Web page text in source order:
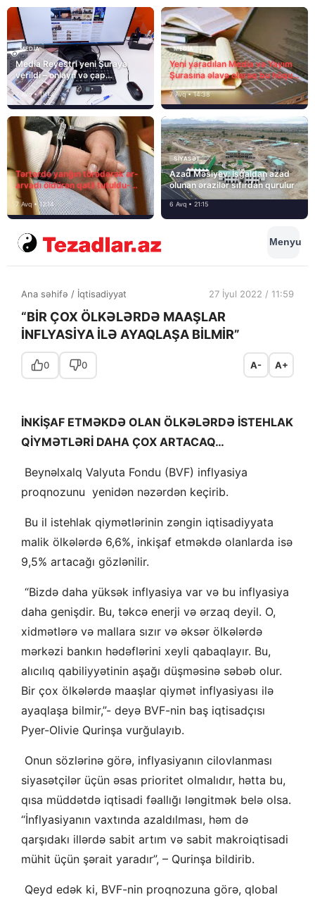
MEDİA
Media Reyestri yeni Şuraya
verildi – onlayn və çap
mediasını nə gözləyir?
7 Avq • 15:14
MEDİA
Yeni yaradılan Media və Yayım
Şurasına əlavə olaraq bu hüquq
və vəzifələr də verilib
7 Avq • 14:38
Tərtərdə yanğın törədərək ər-
arvadı öldürən qatil tutuldu-
SON DƏQİQƏ
7 Avq • 12:14
SIYASƏT
Azad Məsiyev: İşğaldan azad
olunan ərazilər sıfırdan qurulur
6 Avq • 21:15
Menyu
Ana səhifə / İqtisadiyyat 27 İyul 2022 / 11:59
“BİR ÇOX ÖLKƏLƏRDƏ MAAŞLAR
İNFLYASİYA İLƏ AYAQLAŞA BİLMİR”
0 0 A- A+
İNKİŞAF ETMƏKDƏ OLAN ÖLKƏLƏRDƏ İSTEHLAK
QİYMƏTLƏRİ DAHA ÇOX ARTACAQ…
Beynəlxalq Valyuta Fondu (BVF) inflyasiya
proqnozunu yenidən nəzərdən keçirib.
Bu il istehlak qiymətlərinin zəngin iqtisadiyyata
malik ölkələrdə 6,6%, inkişaf etməkdə olanlarda isə
9,5% artacağı gözlənilir.
“Bizdə daha yüksək inflyasiya var və bu inflyasiya
daha genişdir. Bu, təkcə enerji və ərzaq deyil. O,
xidmətlərə və mallara sızır və əksər ölkələrdə
mərkəzi bankın hədəflərini xeyli qabaqlayır. Bu,
alıcılıq qabiliyyətinin aşağı düşməsinə səbəb olur.
Bir çox ölkələrdə maaşlar qiymət inflyasiyası ilə
ayaqlaşa bilmir,”- deyə BVF-nin baş iqtisadçısı
Pyer-Olivie Qurinşa vurğulayıb.
Onun sözlərinə görə, inflyasiyanın cilovlanması
siyasətçilər üçün əsas prioritet olmalıdır, hətta bu,
qısa müddətdə iqtisadi fəallığı ləngitmək belə olsa.
“İnflyasiyanın vaxtında azaldılması, həm də
qarşıdakı illərdə sabit artım və sabit makroiqtisadi
mühit üçün şərait yaradır”, – Qurinşa bildirib.
Qeyd edək ki, BVF-nin proqnozuna görə, qlobal